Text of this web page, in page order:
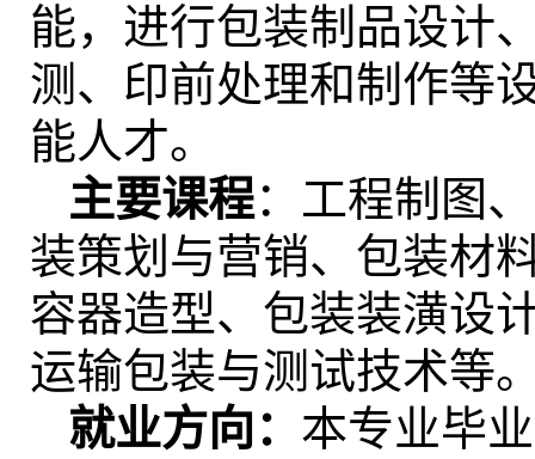
能，进行包装制品设计
测、印前处理和制作等
能人才。
主要课程：工程制图
装策划与营销、包装材
容器造型、包装装潢设
运输包装与测试技术等
就业方向： 本专业毕